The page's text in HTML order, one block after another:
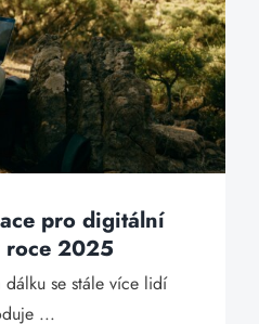
pro digitální
roce 2025
se stále více lidí
...